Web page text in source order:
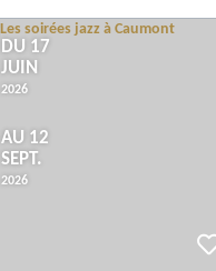
DU 17
JUIN
2026
AU 12
SEPT.
2026